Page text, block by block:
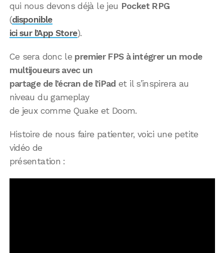
qui nous devons déjà le jeu Pocket RPG
(disponible
ici sur l’App Store).
Ce sera donc le premier FPS à intégrer un mode
multijoueurs avec un
partage de l’écran de l’iPad et il s’inspirera au
niveau du gameplay
de jeux comme Quake et Doom.
Histoire de nous faire patienter, voici une petite
vidéo de
présentation :